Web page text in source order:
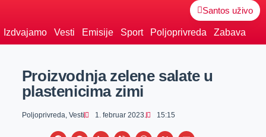
Santos uživo
Izdvajamo Vesti Emisije Sport Poljoprivreda Zabava
Proizvodnja zelene salate u
plastenicima zimi
Poljoprivreda, Vesti 1. februar 2023. 15:15